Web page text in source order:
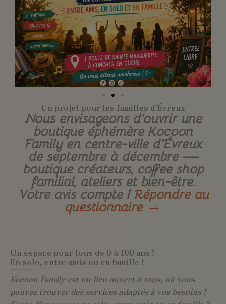
Un projet pour les familles d'Évreux
Nous envisageons d’ouvrir une
boutique éphémère Kocoon
Family en centre-ville d’Évreux
de septembre à décembre —
boutique créateurs, coffee shop
familial, ateliers et bien-être.
Votre avis compte !Répondre au
questionnaire →
Un espace pour tous de 0 à 100 ans !
En solo, entre amis ou en famille !
Kocoon Family est un lieu ouvert à tous, où vous
pouvez trouver des services adaptés à vos besoins !